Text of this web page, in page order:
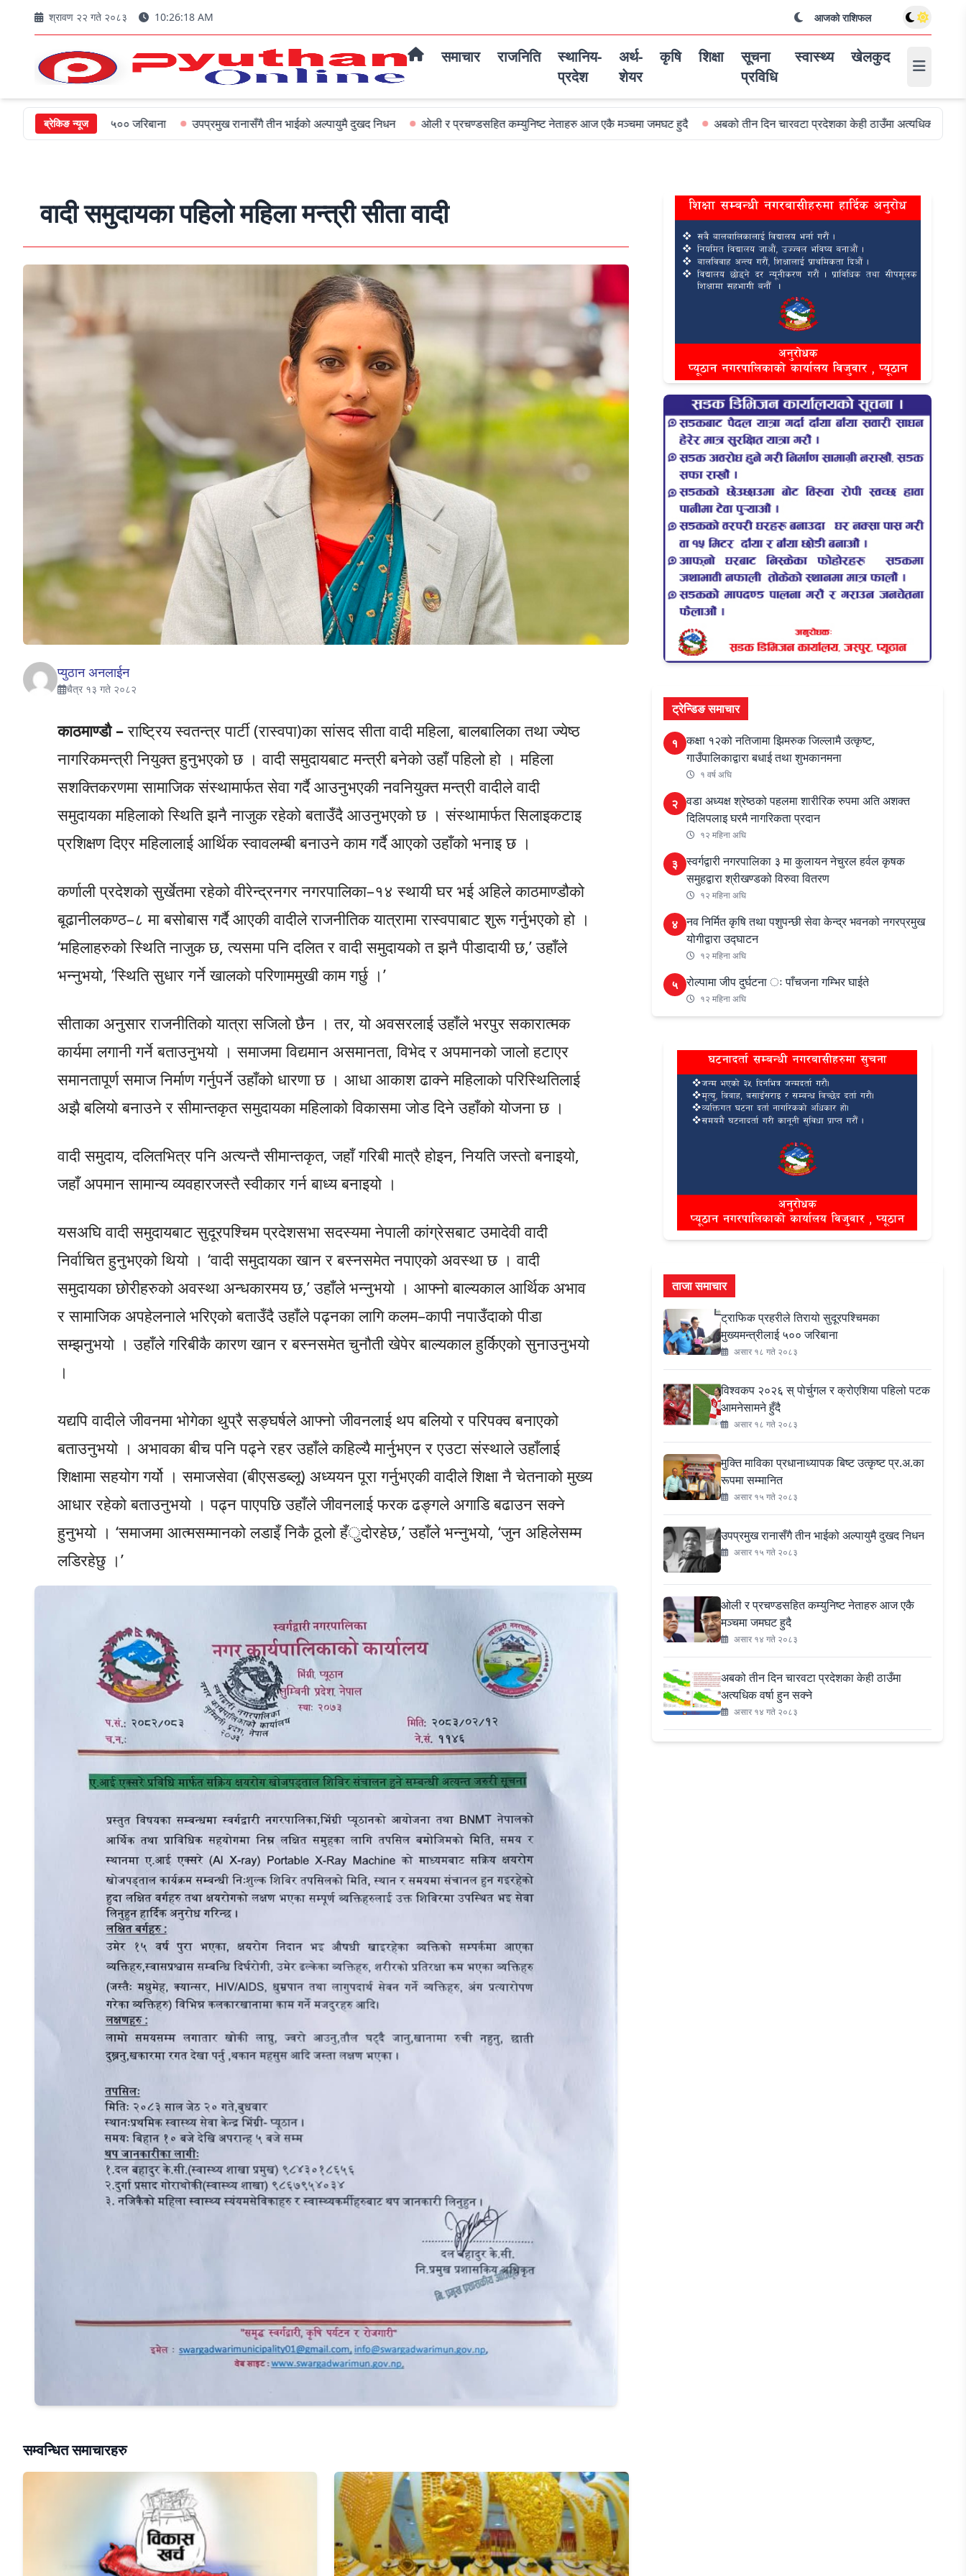
श्रावण २२ गते २०८३ 10:26:19 AM आजको राशिफल
समाचार राजनिति
स्थानिय-
प्रदेश
अर्थ-
शेयर
कृषि शिक्षा
सूचना
प्रविधि
स्वास्थ्य खेलकुद
ब्रेकिङ न्यूज
५०० जरिबाना उपप्रमुख रानासँगै तीन भाईको अल्पायुमै दुखद निधन ओली र प्रचण्डसहित कम्युनिष्ट नेताहरु आज एकै मञ्चमा जमघट हुदै अबको तीन दिन चारवटा प्रदेशका केही ठाउँमा अत्यधिक वर्षा हुन सक्ने
वादी समुदायका पहिलो महिला मन्त्री सीता वादी
प्युठान अनलाईन
चैत्र १३ गते २०८२
काठमाण्डौ –राष्ट्रिय स्वतन्त्र पार्टी (रास्वपा)का सांसद सीता वादी महिला, बालबालिका तथा ज्येष्ठ
नागरिकमन्त्री नियुक्त हुनुभएको छ । वादी समुदायबाट मन्त्री बनेको उहाँ पहिलो हो । महिला
सशक्तिकरणमा सामाजिक संस्थामार्फत सेवा गर्दै आउनुभएकी नवनियुक्त मन्त्री वादीले वादी
समुदायका महिलाको स्थिति झनै नाजुक रहेको बताउँदै आउनुभएको छ । संस्थामार्फत सिलाइकटाइ
प्रशिक्षण दिएर महिलालाई आर्थिक स्वावलम्बी बनाउने काम गर्दै आएको उहाँको भनाइ छ ।
कर्णाली प्रदेशको सुर्खेतमा रहेको वीरेन्द्रनगर नगरपालिका–१४ स्थायी घर भई अहिले काठमाण्डौको
बूढानीलकण्ठ–८ मा बसोबास गर्दै आएकी वादीले राजनीतिक यात्रामा रास्वपाबाट शुरू गर्नुभएको हो ।
‘महिलाहरुको स्थिति नाजुक छ, त्यसमा पनि दलित र वादी समुदायको त झनै पीडादायी छ,’ उहाँले
भन्नुभयो, ’स्थिति सुधार गर्ने खालको परिणाममुखी काम गर्छु ।’
सीताका अनुसार राजनीतिको यात्रा सजिलो छैन । तर, यो अवसरलाई उहाँले भरपुर सकारात्मक
कार्यमा लगानी गर्ने बताउनुभयो । समाजमा विद्यमान असमानता, विभेद र अपमानको जालो हटाएर
समानतापूर्ण समाज निर्माण गर्नुपर्ने उहाँको धारणा छ । आधा आकाश ढाक्ने महिलाको परिस्थितिलाई
अझै बलियो बनाउने र सीमान्तकृत समुदायका महिलाको विकासमा जोड दिने उहाँको योजना छ ।
वादी समुदाय, दलितभित्र पनि अत्यन्तै सीमान्तकृत, जहाँ गरिबी मात्रै होइन, नियति जस्तो बनाइयो,
जहाँ अपमान सामान्य व्यवहारजस्तै स्वीकार गर्न बाध्य बनाइयो ।
यसअघि वादी समुदायबाट सुदूरपश्चिम प्रदेशसभा सदस्यमा नेपाली कांग्रेसबाट उमादेवी वादी
निर्वाचित हुनुभएको थियो । ‘वादी समुदायका खान र बस्नसमेत नपाएको अवस्था छ । वादी
समुदायका छोरीहरुको अवस्था अन्धकारमय छ,’ उहाँले भन्नुभयो । आफ्नो बाल्यकाल आर्थिक अभाव
र सामाजिक अपहेलनाले भरिएको बताउँदै उहाँले पढ्नका लागि कलम–कापी नपाउँदाको पीडा
सम्झनुभयो । उहाँले गरिबीकै कारण खान र बस्नसमेत चुनौती खेपेर बाल्यकाल हुर्किएको सुनाउनुभयो
।
यद्यपि वादीले जीवनमा भोगेका थुप्रै सङ्घर्षले आफ्नो जीवनलाई थप बलियो र परिपक्व बनाएको
बताउनुभयो । अभावका बीच पनि पढ्ने रहर उहाँले कहिल्यै मार्नुभएन र एउटा संस्थाले उहाँलाई
शिक्षामा सहयोग गर्यो । समाजसेवा (बीएसडब्लू) अध्ययन पूरा गर्नुभएकी वादीले शिक्षा नै चेतनाको मुख्य
आधार रहेको बताउनुभयो । पढ्न पाएपछि उहाँले जीवनलाई फरक ढङ्गले अगाडि बढाउन सक्ने
हुनुभयो । ‘समाजमा आत्मसम्मानको लडाइँ निकै ठूलो हँुदोरहेछ,’ उहाँले भन्नुभयो, ‘जुन अहिलेसम्म
लडिरहेछु ।’
सम्वन्धित समाचारहरु
ट्रेन्डिङ समाचार
१ कक्षा १२को नतिजामा झिमरुक जिल्लामै उत्कृष्ट,
गाउँपालिकाद्वारा बधाई तथा शुभकानमना
१ वर्ष अघि
२ वडा अध्यक्ष श्रेष्ठको पहलमा शारीरिक रुपमा अति अशक्त
दिलिपलाइ घरमै नागरिकता प्रदान
१२ महिना अघि
३ स्वर्गद्वारी नगरपालिका ३ मा कुलायन नेचुरल हर्वल कृषक
समुहद्वारा श्रीखण्डको विरुवा वितरण
१२ महिना अघि
४ नव निर्मित कृषि तथा पशुपन्छी सेवा केन्द्र भवनको नगरप्रमुख
योगीद्वारा उद्घाटन
१२ महिना अघि
५ रोल्पामा जीप दुर्घटना ः पाँचजना गम्भिर घाईते
१२ महिना अघि
ताजा समाचार
ट्राफिक प्रहरीले तिरायो सुदूरपश्चिमका
मुख्यमन्त्रीलाई ५०० जरिबाना
असार १८ गते २०८३
विश्वकप २०२६ स् पोर्चुगल र क्रोएशिया पहिलो पटक
आमनेसामने हुँदै
असार १८ गते २०८३
मुक्ति माविका प्रधानाध्यापक बिष्ट उत्कृष्ट प्र.अ.का
रूपमा सम्मानित
असार १५ गते २०८३
उपप्रमुख रानासँगै तीन भाईको अल्पायुमै दुखद निधन
असार १५ गते २०८३
ओली र प्रचण्डसहित कम्युनिष्ट नेताहरु आज एकै
मञ्चमा जमघट हुदै
असार १४ गते २०८३
अबको तीन दिन चारवटा प्रदेशका केही ठाउँमा
अत्यधिक वर्षा हुन सक्ने
असार १४ गते २०८३